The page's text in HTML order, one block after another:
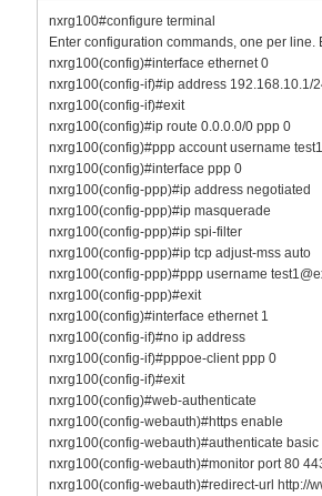
nxrg100#configure terminal
Enter configuration commands, one per line.
nxrg100(config)#interface ethernet 0
nxrg100(config-if)#ip address 192.168.10.1/
nxrg100(config-if)#exit
nxrg100(config)#ip route 0.0.0.0/0 ppp 0
nxrg100(config)#ppp account username
nxrg100(config)#interface ppp 0
nxrg100(config-ppp)#ip address negotiated
nxrg100(config-ppp)#ip masquerade
nxrg100(config-ppp)#ip spi-filter
nxrg100(config-ppp)#ip tcp adjust-mss auto
nxrg100(config-ppp)#ppp username
nxrg100(config-ppp)#exit
nxrg100(config)#interface ethernet 1
nxrg100(config-if)#no ip address
nxrg100(config-if)#pppoe-client ppp 0
nxrg100(config-if)#exit
nxrg100(config)#web-authenticate
nxrg100(config-webauth)#https enable
nxrg100(config-webauth)#authenticate basic
nxrg100(config-webauth)#monitor port 80
nxrg100(config-webauth)#redirect-url http://